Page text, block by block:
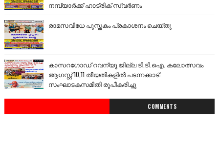
നമ്പ്യാർക്ക് ഹാട്രിക് സ്വർണം
രാമസവിധേ പുസ്തകം പ്രകാശനം ചെയ്തു
കാസറഗോഡ് റവന്യൂ ജില്ല ടി.ടി.ഐ. കലോത്സവം
ആഗസ്റ്റ് 10,11 തീയതികളിൽ പടന്നക്കാട്:
സംഘാടകസമിതി രൂപീകരിച്ചു
COMMENTS